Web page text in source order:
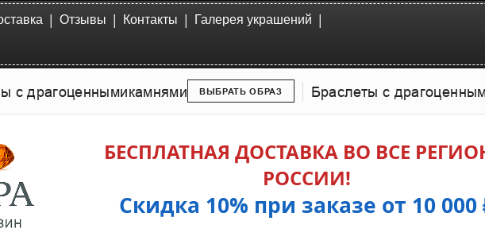
| Отзывы | Контакты | Галерея украшений |
с драгоценнымикамнями ВЫБРАТЬ ОБРАЗ Браслеты с
БЕСПЛАТНАЯ ДОСТАВКА ВО ВСЕ
РОССИИ!
Скидка 10% при заказе от 10 000